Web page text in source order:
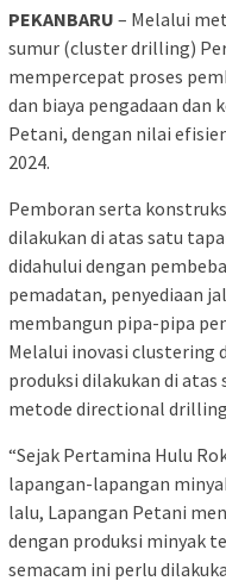
PEKANBARU – Melalui
sumur (cluster drilling)
mempercepat proses
dan biaya pengadaan dan
Petani, dengan nilai
2024.
Pemboran serta
dilakukan di atas satu
didahului dengan
pemadatan, penyediaan
membangun pipa-pipa
Melalui inovasi clustering
produksi dilakukan di
metode directional
“Sejak Pertamina Hulu
lapangan-lapangan
lalu, Lapangan Petani
dengan produksi minyak
semacam ini perlu